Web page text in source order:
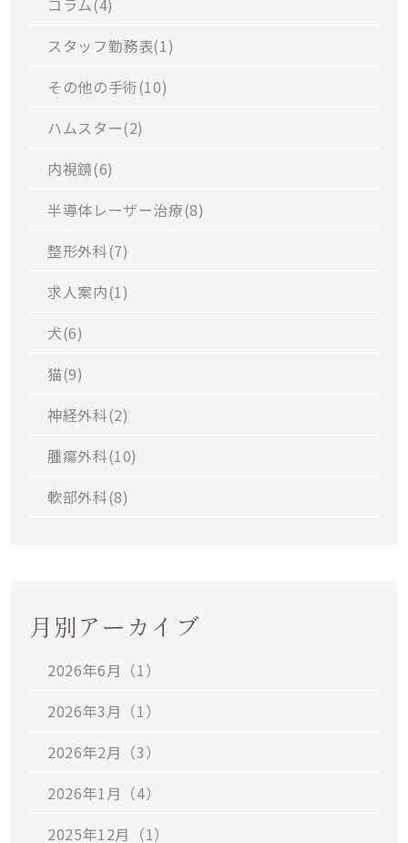
コラム(4)
スタッフ勤務表(1)
その他の手術(10)
ハムスター(2)
内視鏡(6)
半導体レーザー治療(8)
整形外科(7)
求人案内(1)
犬(6)
猫(9)
神経外科(2)
腫瘍外科(10)
軟部外科(8)
月別アーカイブ
2026年6月（1）
2026年3月（1）
2026年2月（3）
2026年1月（4）
2025年12月（1）